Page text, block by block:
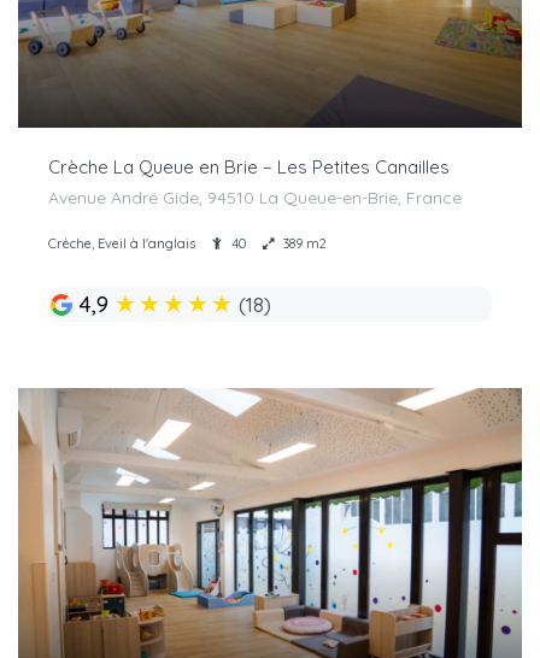
Crèche La Queue en Brie – Les Petites Canailles
Avenue André Gide, 94510 La Queue-en-Brie, France
Crèche, Eveil à l'anglais 40 389 m2
4,9 ★★★★★ (18)